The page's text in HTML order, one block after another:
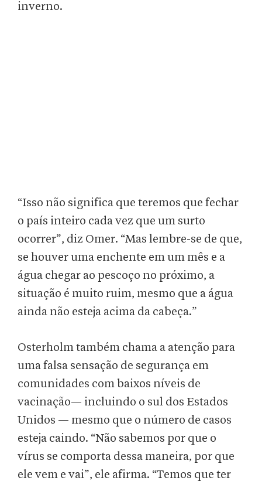
inverno.
“Isso não significa que teremos que fechar
o país inteiro cada vez que um surto
ocorrer”, diz Omer. “Mas lembre-se de que,
se houver uma enchente em um mês e a
água chegar ao pescoço no próximo, a
situação é muito ruim, mesmo que a água
ainda não esteja acima da cabeça.”
Osterholm também chama a atenção para
uma falsa sensação de segurança em
comunidades com baixos níveis de
vacinação— incluindo o sul dos Estados
Unidos — mesmo que o número de casos
esteja caindo. “Não sabemos por que o
vírus se comporta dessa maneira, por que
ele vem e vai”, ele afirma. “Temos que ter